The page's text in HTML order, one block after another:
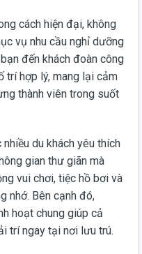
cách hiện đại, không
vụ nhu cầu nghỉ dưỡng
đến khách đoàn công
trí hợp lý, mang lại cảm
thành viên trong suốt
du khách yêu thích
gian thư giãn mà
vui chơi, tiệc hồ bơi và
nhớ. Bên cạnh đó,
hoạt chung giúp cả
trí ngay tại nơi lưu trú.